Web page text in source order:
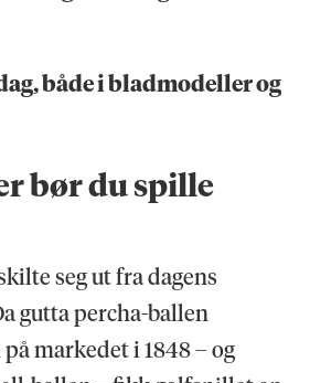
både i bladmodeller og
bør du spille
seg ut fra dagens
gutta percha-ballen
markedet i 1848 – og